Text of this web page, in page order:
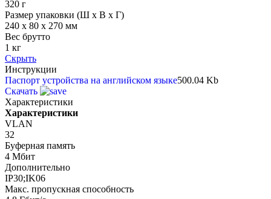
320 г
Размер упаковки (Ш х В х Г)
240 x 80 x 270 мм
Вес брутто
1 кг
Скрыть
Инструкции
Паспорт устройства на английском языке500.04 Kb
Скачать
Характеристики
Характеристики
VLAN
32
Буферная память
4 Мбит
Дополнительно
IP30;IK06
Макс. пропускная способность